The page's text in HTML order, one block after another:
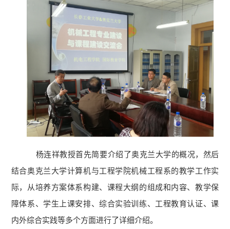
杨连祥教授首先简要介绍 了奥克兰大学的概况，然后
结合奥克兰大学计算机与工程学院机械工程系的教学工作实
际，从培养方案体系构建、课程大纲 的组成和内容、教学保
障体系、学生 上课安排、综合实验训练、工程教育认证、课
内外综合实践等多个方面进行了详细介绍。